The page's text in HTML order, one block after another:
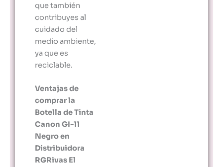
que también
contribuyes al
cuidado del
medio ambiente,
ya que es
reciclable.
Ventajas de
comprar la
Botella de Tinta
Canon GI-11
Negro en
Distribuidora
RGRivas El